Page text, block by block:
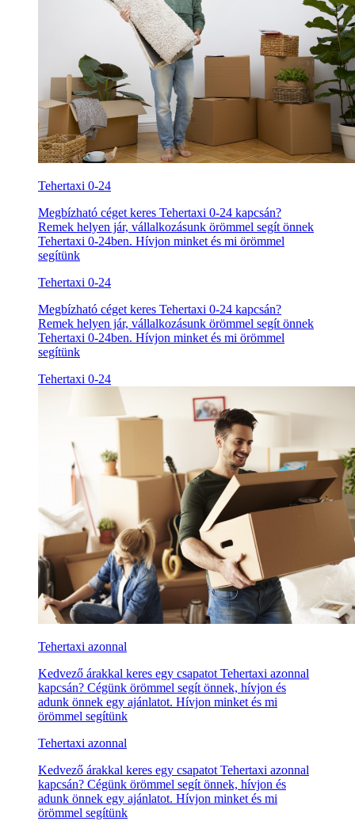
Tehertaxi 0-24
Megbízható céget keres Tehertaxi 0-24 kapcsán?
Remek helyen jár, vállalkozásunk örömmel segít önnek
Tehertaxi 0-24ben. Hívjon minket és mi örömmel
segítünk
Tehertaxi 0-24
Megbízható céget keres Tehertaxi 0-24 kapcsán?
Remek helyen jár, vállalkozásunk örömmel segít önnek
Tehertaxi 0-24ben. Hívjon minket és mi örömmel
segítünk
Tehertaxi 0-24
Tehertaxi azonnal
Kedvező árakkal keres egy csapatot Tehertaxi azonnal
kapcsán? Cégünk örömmel segít önnek, hívjon és
adunk önnek egy ajánlatot. Hívjon minket és mi
örömmel segítünk
Tehertaxi azonnal
Kedvező árakkal keres egy csapatot Tehertaxi azonnal
kapcsán? Cégünk örömmel segít önnek, hívjon és
adunk önnek egy ajánlatot. Hívjon minket és mi
örömmel segítünk